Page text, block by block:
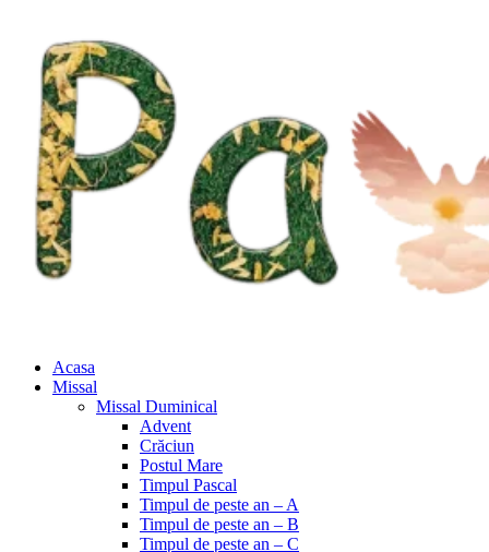
Acasa
Missal
Missal Duminical
Advent
Crăciun
Postul Mare
Timpul Pascal
Timpul de peste an – A
Timpul de peste an – B
Timpul de peste an – C